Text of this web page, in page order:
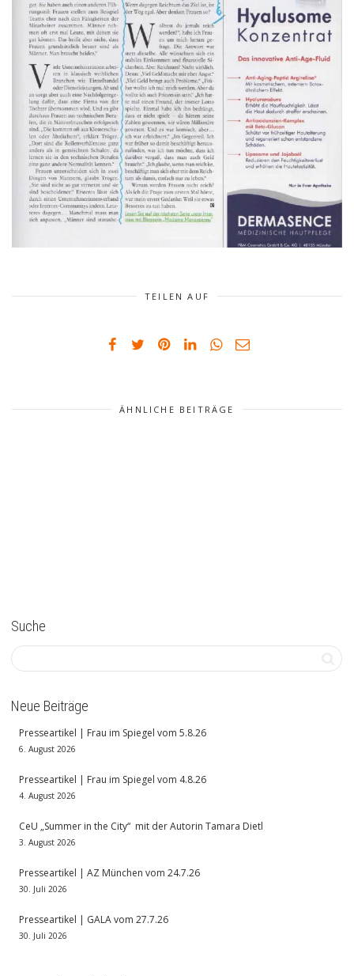
TEILEN AUF
ÄHNLICHE BEITRÄGE
Suche
Neue Beiträge
Presseartikel | Frau im Spiegel vom 5.8.26
6. August 2026
Presseartikel | Frau im Spiegel vom 4.8.26
4. August 2026
CeU „Summer in the City“ mit der Autorin Tamara Dietl
3. August 2026
Presseartikel | AZ München vom 24.7.26
30. Juli 2026
Presseartikel | GALA vom 27.7.26
30. Juli 2026